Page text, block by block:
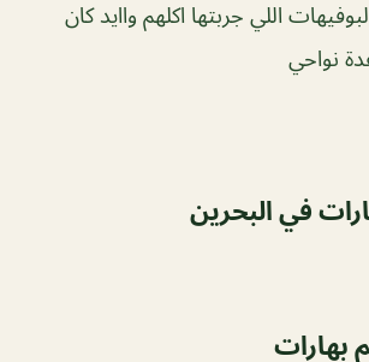
اللي جربتها اكلهم واايد كان
نواحي
في البحرين
بهارات